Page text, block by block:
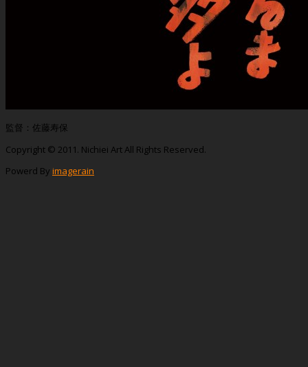
監督：佐藤寿保
Copyright © 2011. Nichiei Art All Rights Reserved.
Powerd By imagerain